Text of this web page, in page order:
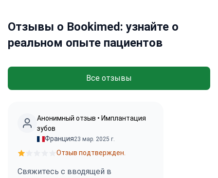
Отзывы о Bookimed: узнайте о
реальном опыте пациентов
Все отзывы
Анонимный отзыв • Имплантация
зубов
Франция23 мар. 2025 г.
Отзыв подтвержден.
Свяжитесь с вводящей в